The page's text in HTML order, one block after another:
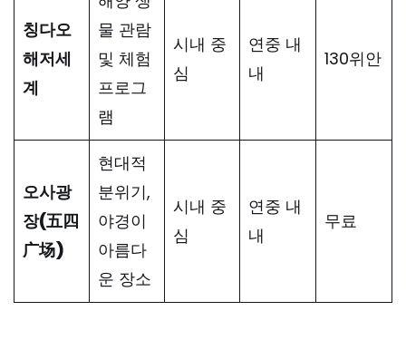
칭다오
해저세
계
물 관람
및 체험
프로그
램
시내 중
심
연중 내
내
130위안
오사광
장(五四
广场)
현대적
분위기,
야경이
아름다
운 장소
시내 중
심
연중 내
내
무료